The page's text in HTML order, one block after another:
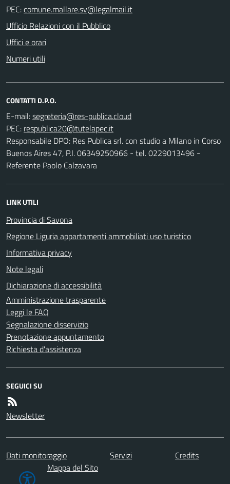
PEC:
Ufficio Relazioni con il Pubblico
Uffici e orari
Numeri utili
CONTATTI D.P.O.
E-mail:
PEC:
Responsabile DPO: Res Publica srl. con studio a Milano in Corso
Buenos Aires 47, P.I. 06349250966 - tel. 0229013496 -
Referente Paolo Calzavara
LINK UTILI
Provincia di Savona
Regione Liguria appartamenti ammobiliati uso turistico
Informativa privacy
Note legali
Dichiarazione di accessibilità
Amministrazione trasparente
Leggi le FAQ
Segnalazione disservizio
Prenotazione appuntamento
Richiesta d'assistenza
SEGUICI SU
Newsletter
Dati monitoraggio Servizi
Credits
Mappa del Sito